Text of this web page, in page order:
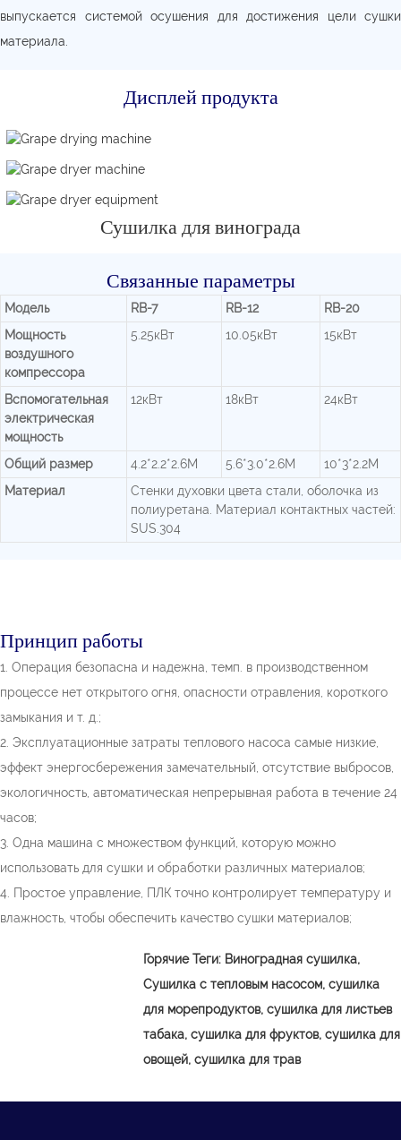
выпускается системой осушения для достижения цели сушки
материала.
Дисплей продукта
Сушилка для винограда
Связанные параметры
Модель RB-7 RB-12
RB-20
Мощность
воздушного
компрессора
5.25кВт 10.05кВт 15кВт
Вспомогательная
электрическая
мощность
12кВт 18кВт 24кВт
Общий размер 4.2*2.2*2.6М 5.6*3.0*2.6М
10*3*2.2М
Материал
Стенки духовки цвета стали, оболочка из
полиуретана. Материал контактных частей:
SUS.304
Принцип работы
1. Операция безопасна и надежна, темп. в производственном
процессе нет открытого огня, опасности отравления, короткого
замыкания и т. д.;
2. Эксплуатационные затраты теплового насоса самые низкие,
эффект энергосбережения замечательный, отсутствие выбросов,
экологичность, автоматическая непрерывная работа в течение 24
часов;
3. Одна машина с множеством функций, которую можно
использовать для сушки и обработки различных материалов;
4. Простое управление, ПЛК точно контролирует температуру и
влажность, чтобы обеспечить качество сушки материалов;
Горячие Теги: Виноградная сушилка,
Сушилка с тепловым насосом, сушилка
для морепродуктов, сушилка для листьев
табака, сушилка для фруктов, сушилка для
овощей, сушилка для трав